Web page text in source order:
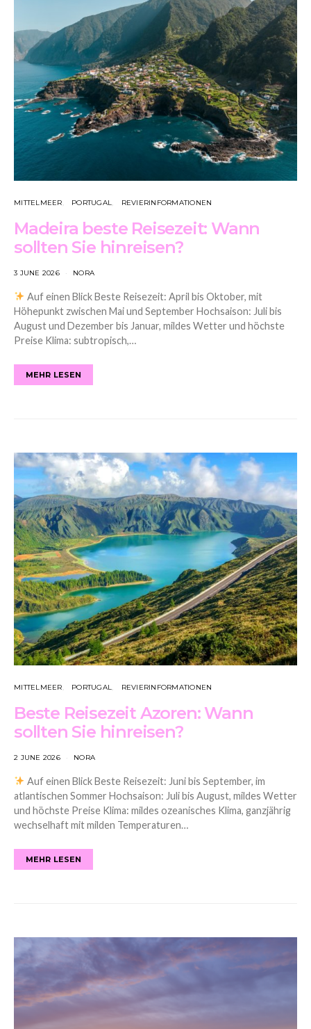
MITTELMEER PORTUGAL REVIERINFORMATIONEN
Madeira beste Reisezeit: Wann
sollten Sie hinreisen?
3 JUNE 2026 NORA
Auf einen Blick Beste Reisezeit: April bis Oktober, mit
Höhepunkt zwischen Mai und September Hochsaison: Juli bis
August und Dezember bis Januar, mildes Wetter und höchste
Preise Klima: subtropisch,…
MEHR LESEN
MITTELMEER PORTUGAL REVIERINFORMATIONEN
Beste Reisezeit Azoren: Wann
sollten Sie hinreisen?
2 JUNE 2026 NORA
Auf einen Blick Beste Reisezeit: Juni bis September, im
atlantischen Sommer Hochsaison: Juli bis August, mildes Wetter
und höchste Preise Klima: mildes ozeanisches Klima, ganzjährig
wechselhaft mit milden Temperaturen…
MEHR LESEN